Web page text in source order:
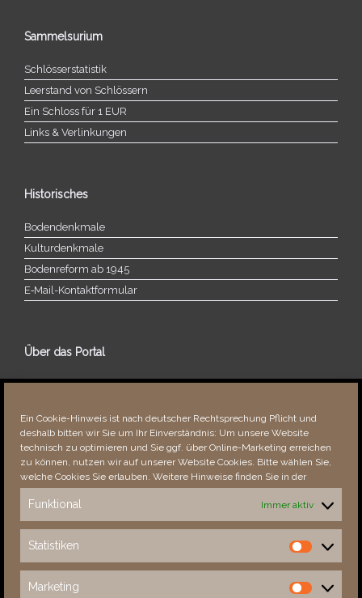
Ein Cookie-Hinweis ist nach deutscher Rechtsprechung Pflicht und
deshalb bitten wir Sie um Ihr Einverständnis: Um unsere Website
technisch zu optimieren und Sie ggf. über Online-Marketing erreichen
zu können, nutzen wir auf unserer Website Cookies. Bitte wählen Sie,
welche Cookies Sie erlauben. Weitere Hinweise finden Sie in der
Funktional Immer aktiv
Statistiken
Statistiken
Marketing
Marketing
Sammelsurium
Schlösserstatistik
Leerstand von Schlössern
Ein Schloss für 1 EUR
Links & Verlinkungen
Historisches
Bodendenkmale
Kulturdenkmale
Bodenreform ab 1945
E‑Mail-​​Kontaktformular
Über das Portal
Über dieses Portal
Fehler bemerkt?
Besucher seit 08/​2021